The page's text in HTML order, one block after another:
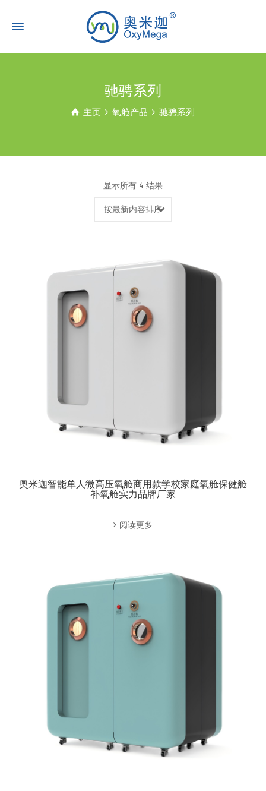
驰骋系列
主页 氧舱产品 驰骋系列
显示所有 4 结果
按最新内容排序
奥米迦智能单人微高压氧舱商用款学校家庭氧舱保健舱
补氧舱实力品牌厂家
阅读更多